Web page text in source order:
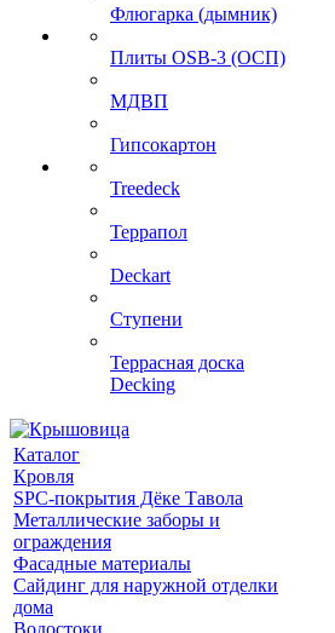
Флюгарка (дымник)
Плиты OSB-3 (ОСП)
МДВП
Гипсокартон
Treedeck
Террапол
Deckart
Ступени
Террасная доска
Decking
Каталог
Кровля
SPC-покрытия Дёке Тавола
Металлические заборы и
ограждения
Фасадные материалы
Сайдинг для наружной отделки
дома
Водостоки